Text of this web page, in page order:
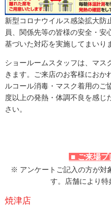
新型コロナウイルス感染拡大防
員、関係先等の皆様の安全・安
基づいた対応を実施してまいり
ショールームスタッフは、 マス
きます。
ご来店のお客様におか
ルコール消毒・ マスク着用のご
度以上の発熱・体調不良を感じ
さい。
■ ご来場プ
※ アンケートご記入の方が対
す。店舗により特
焼津店